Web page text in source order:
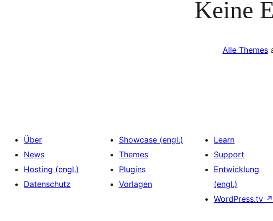
Keine
Alle Themes
Über
News
Hosting (engl.)
Datenschutz
Showcase (engl.)
Themes
Plugins
Vorlagen
Learn
Support
Entwicklung
(engl.)
WordPress.tv ↗